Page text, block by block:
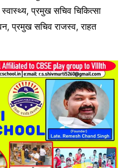
प्रमुख सचिव चिकित्सा
प्रमुख सचिव राजस्व, राहत